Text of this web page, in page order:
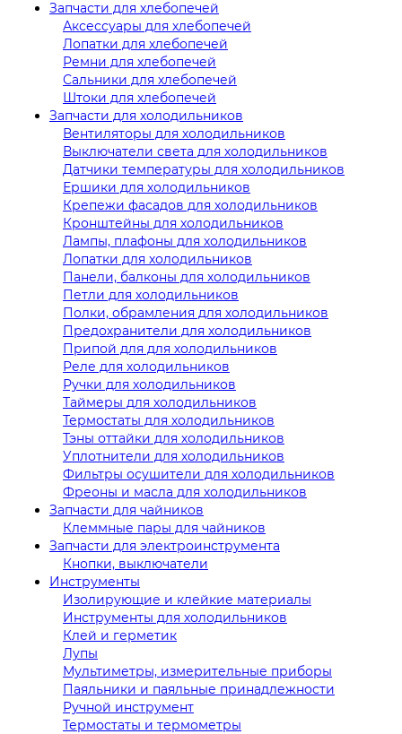
Запчасти для хлебопечей
Аксессуары для хлебопечей
Лопатки для хлебопечей
Ремни для хлебопечей
Сальники для хлебопечей
Штоки для хлебопечей
Запчасти для холодильников
Вентиляторы для холодильников
Выключатели света для холодильников
Датчики температуры для холодильников
Ершики для холодильников
Крепежи фасадов для холодильников
Кронштейны для холодильников
Лампы, плафоны для холодильников
Лопатки для холодильников
Панели, балконы для холодильников
Петли для холодильников
Полки, обрамления для холодильников
Предохранители для холодильников
Припой для для холодильников
Реле для холодильников
Ручки для холодильников
Таймеры для холодильников
Термостаты для холодильников
Тэны оттайки для холодильников
Уплотнители для холодильников
Фильтры осушители для холодильников
Фреоны и масла для холодильников
Запчасти для чайников
Клеммные пары для чайников
Запчасти для электроинструмента
Кнопки, выключатели
Инструменты
Изолирующие и клейкие материалы
Инструменты для холодильников
Клей и герметик
Лупы
Мультиметры, измерительные приборы
Паяльники и паяльные принадлежности
Ручной инструмент
Термостаты и термометры